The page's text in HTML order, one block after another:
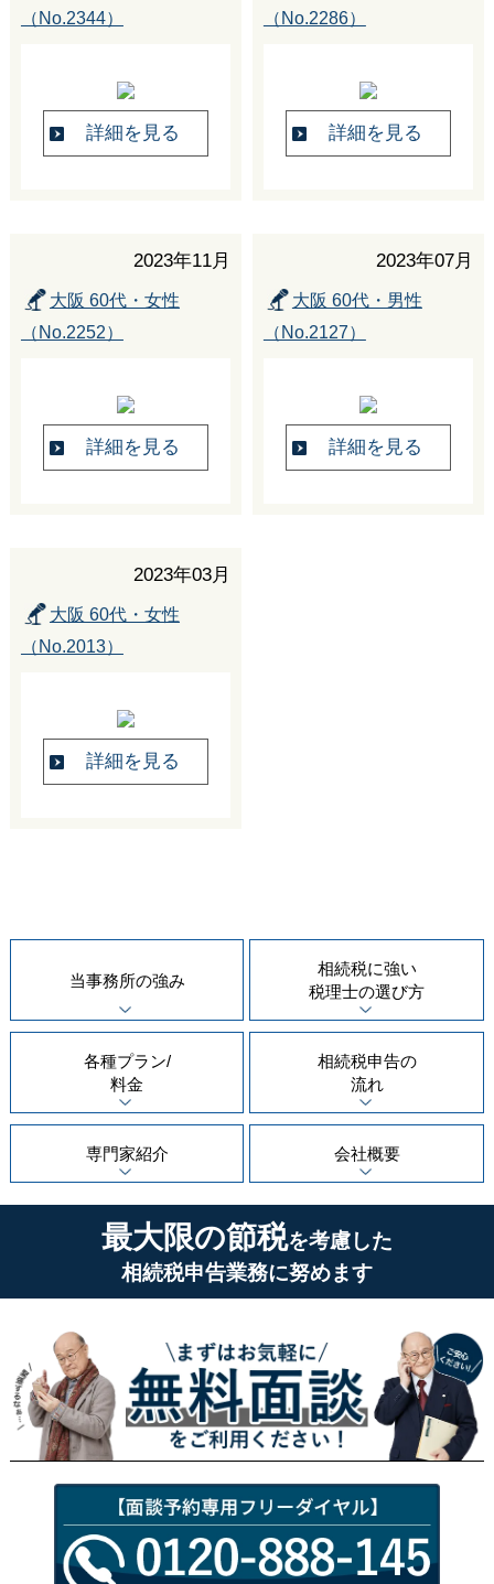
（No.2344）
詳細を見る
（No.2286）
詳細を見る
2023年11月
大阪 60代・女性
（No.2252）
詳細を見る
2023年07月
大阪 60代・男性
（No.2127）
詳細を見る
2023年03月
大阪 60代・女性
（No.2013）
詳細を見る
当事務所の強み
相続税に強い
税理士の選び方
各種プラン/
料金
相続税申告の
流れ
専門家紹介 会社概要
最大限の節税を考慮した
相続税申告業務に努めます